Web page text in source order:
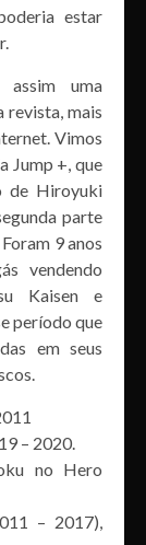
estar
assim uma
revista, mais
Vimos
Jump +, que
de Hiroyuki
parte
9 anos
vendendo
Kaisen e
período que
em seus
– 2020.
no Hero
– 2017),